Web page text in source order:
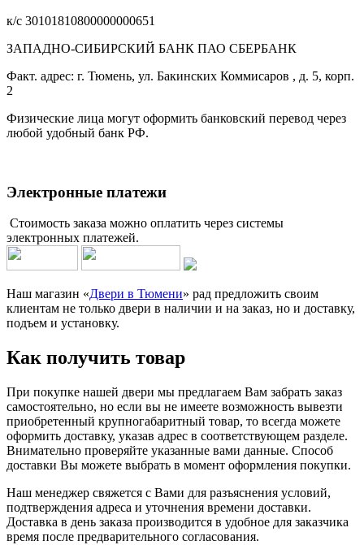
к/с 30101810800000000651
ЗАПАДНО-СИБИРСКИЙ БАНК ПАО СБЕРБАНК
Факт. адрес: г. Тюмень, ул. Бакинских Коммисаров , д. 5, корп.
2
Физические лица могут оформить банковский перевод через
любой удобный банк РФ.
Электронные платежи
Стоимость заказа можно оплатить через системы
электронных платежей.
Наш магазин «Двери в Тюмени» рад предложить своим
клиентам не только двери в наличии и на заказ, но и доставку,
подъем и установку.
Как получить товар
При покупке нашей двери мы предлагаем Вам забрать заказ
самостоятельно, но если вы не имеете возможность вывезти
приобретенный крупногабаритный товар, то всегда можете
оформить доставку, указав адрес в соответствующем разделе.
Внимательно проверяйте указанные вами данные. Способ
доставки Вы можете выбрать в момент оформления покупки.
Наш менеджер свяжется с Вами для разъяснения условий,
подтверждения адреса и уточнения времени доставки.
Доставка в день заказа производится в удобное для заказчика
время после предварительного согласования.